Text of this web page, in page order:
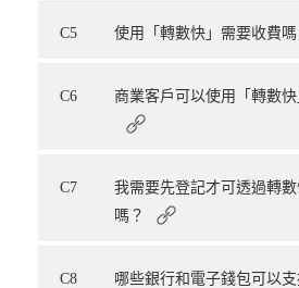
C5 使用「轉數快」需要收費嗎
C6 商業客戶可以使用「轉數
C7
我需要先登記才可透過轉
嗎？
C8
哪些銀行和電子錢包可以